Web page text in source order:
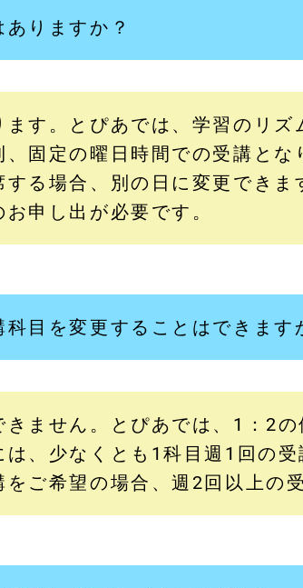
りますか？
ます。とぴあでは、学習のリ
、固定の曜日時間での受講と
する場合、別の日に変更でき
申し出が必要です。
科目を変更することはできます
きません。とぴあでは、1：2
は、少なくとも1科目週1回の
をご希望の場合、週2回以上の